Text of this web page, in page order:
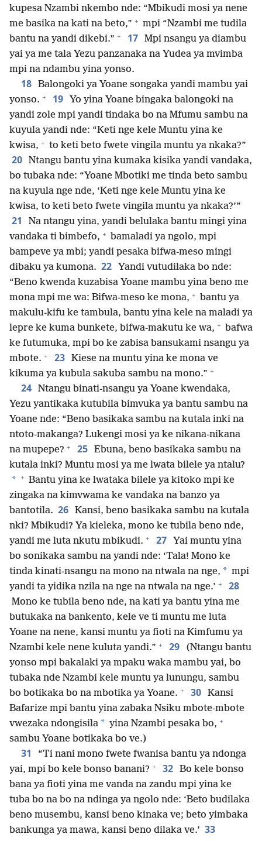
kupesa Nzambi nkembo nde: “Mbikudi mosi ya nene
me basika na kati na beto,” + mpi “Nzambi me tudila
bantu na yandi dikebi.” + 17 Mpi nsangu ya diambu
yai ya me tala Yezu panzanaka na Yudea ya mvimba
mpi na ndambu yina yonso.
18 Balongoki ya Yoane songaka yandi mambu yai
yonso. + 19
Yo yina Yoane bingaka balongoki na
yandi zole mpi yandi tindaka bo na Mfumu sambu na
kuyula yandi nde: “Keti nge kele Muntu yina ke
kwisa, + to keti beto fwete vingila muntu ya nkaka?”
20 Ntangu bantu yina kumaka kisika yandi vandaka,
bo tubaka nde: “Yoane Mbotiki me tinda beto sambu
na kuyula nge nde, ‘Keti nge kele Muntu yina ke
kwisa, to keti beto fwete vingila muntu ya nkaka?’”
21
Na ntangu yina, yandi belulaka bantu mingi yina
vandaka ti bimbefo, + bamaladi ya ngolo, mpi
bampeve ya mbi; yandi pesaka bifwa-meso mingi
dibaku ya kumona. 22
Yandi vutudilaka bo nde:
“Beno kwenda kuzabisa Yoane mambu yina beno me
mona mpi me wa: Bifwa-meso ke mona, + bantu ya
makulu-kifu ke tambula, bantu yina kele na maladi ya
lepre ke kuma bunkete, bifwa-makutu ke wa, + bafwa
ke futumuka, mpi bo ke zabisa bansukami nsangu ya
mbote. + 23 Kiese na muntu yina ke mona ve
kikuma ya kubula sakuba sambu na mono.” +
24 Ntangu binati-nsangu ya Yoane kwendaka,
Yezu yantikaka kutubila bimvuka ya bantu sambu na
Yoane nde: “Beno basikaka sambu na kutala inki na
ntoto-makanga? Lukengi mosi ya ke nikana-nikana
na mupepe? + 25 Ebuna, beno basikaka sambu na
kutala inki? Muntu mosi ya me lwata bilele ya ntalu?
* + Bantu yina ke lwataka bilele ya kitoko mpi ke
zingaka na kimvwama ke vandaka na banzo ya
bantotila. 26 Kansi, beno basikaka sambu na kutala
nki? Mbikudi? Ya kieleka, mono ke tubila beno nde,
yandi me luta nkutu mbikudi. + 27
Yai muntu yina
bo sonikaka sambu na yandi nde: ‘Tala! Mono ke
tinda kinati-nsangu na mono na ntwala na nge, * mpi
yandi ta yidika nzila na nge na ntwala na nge.’ + 28
Mono ke tubila beno nde, na kati ya bantu yina me
butukaka na bankento, kele ve ti muntu me luta
Yoane na nene, kansi muntu ya fioti na Kimfumu ya
Nzambi kele nene kuluta yandi.” + 29
(Ntangu bantu
yonso mpi bakalaki ya mpaku waka mambu yai, bo
tubaka nde Nzambi kele muntu ya lunungu, sambu
bo botikaka bo na mbotika ya Yoane. + 30 Kansi
Bafarize mpi bantu yina zabaka Nsiku mbote-mbote
vwezaka ndongisila * yina Nzambi pesaka bo, +
sambu Yoane botikaka bo ve.)
31
“Ti nani mono fwete fwanisa bantu ya ndonga
yai, mpi bo kele bonso banani? + 32 Bo kele bonso
bana ya fioti yina me vanda na zandu mpi yina ke
tuba bo na bo na ndinga ya ngolo nde: ‘Beto budilaka
beno musembu, kansi beno kinaka ve; beto yimbaka
bankunga ya mawa, kansi beno dilaka ve.’ 33